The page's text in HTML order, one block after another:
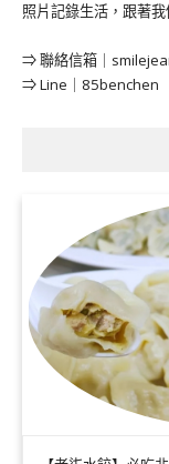
照片記錄生活，跟著
⇒ 聯絡信箱｜
⇒ Line｜85benchen